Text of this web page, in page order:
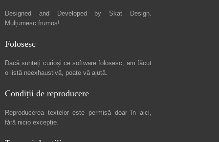
Designed and Developed by Skat Design.
Mulțumesc frumos!
Folosesc
Dacă sunteți curioși ce software folosesc, am făcut
o listă neexhaustivă, poate vă ajută.
Condiții de reproducere
Reproducerea textelor este permisă doar în aici,
fără nicio excepție.